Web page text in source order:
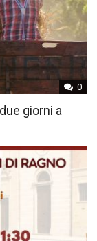
0
giorni a